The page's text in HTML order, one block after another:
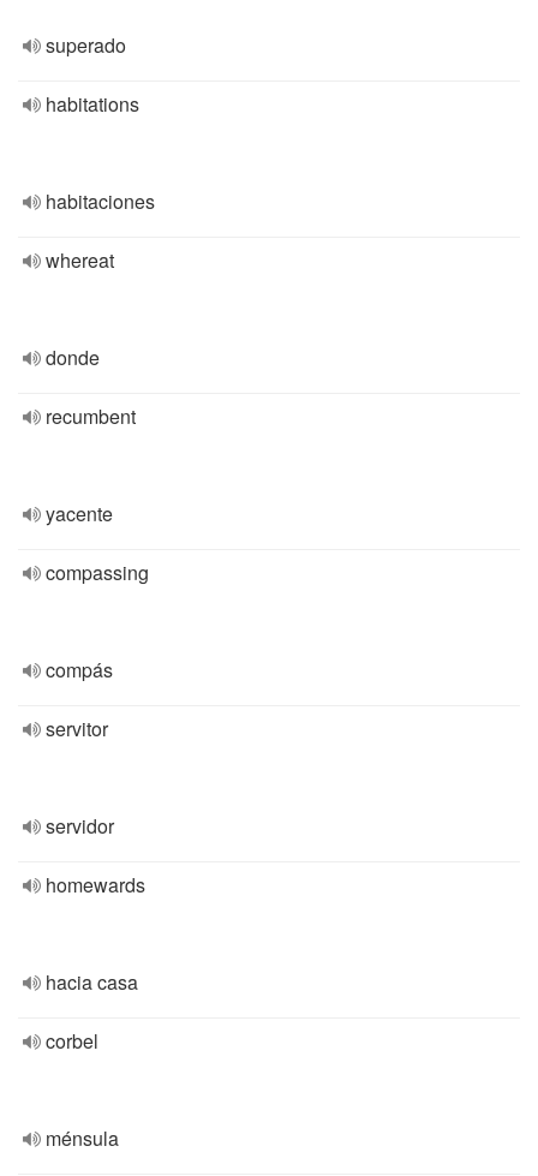
superado
habitations
habitaciones
whereat
donde
recumbent
yacente
compassing
compás
servitor
servidor
homewards
hacia casa
corbel
ménsula